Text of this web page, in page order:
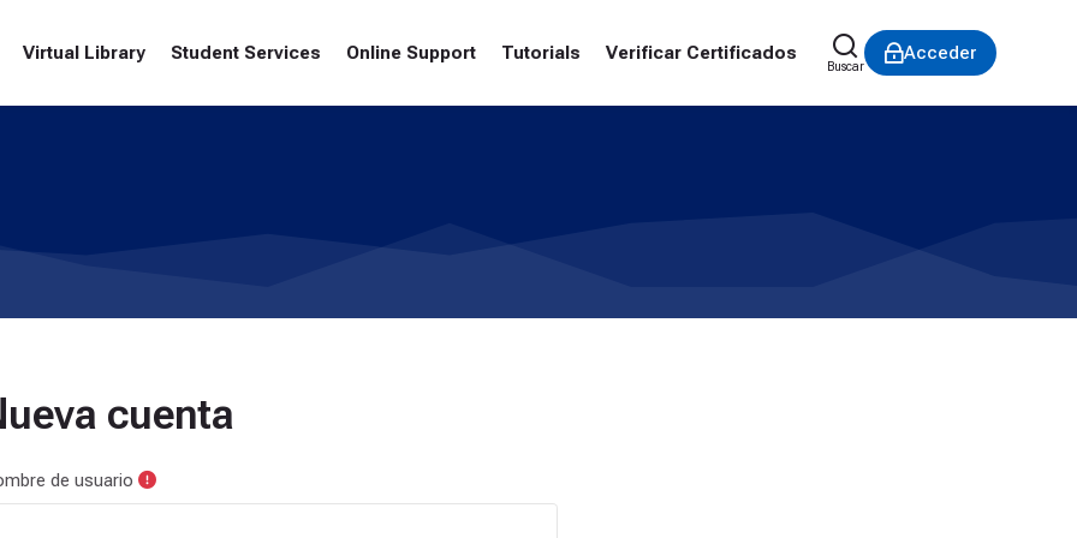
Virtual Library Student Services Online Support Tutorials Verificar Certificados
Buscar
Acceder
cuenta
de usuario